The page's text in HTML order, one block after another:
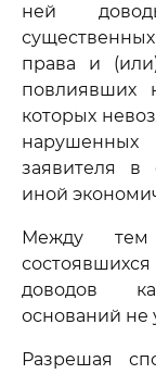
ней
права и
повлиявших
которых
заявителя в
иной
Между тем
доводов
оснований не
Разрешая